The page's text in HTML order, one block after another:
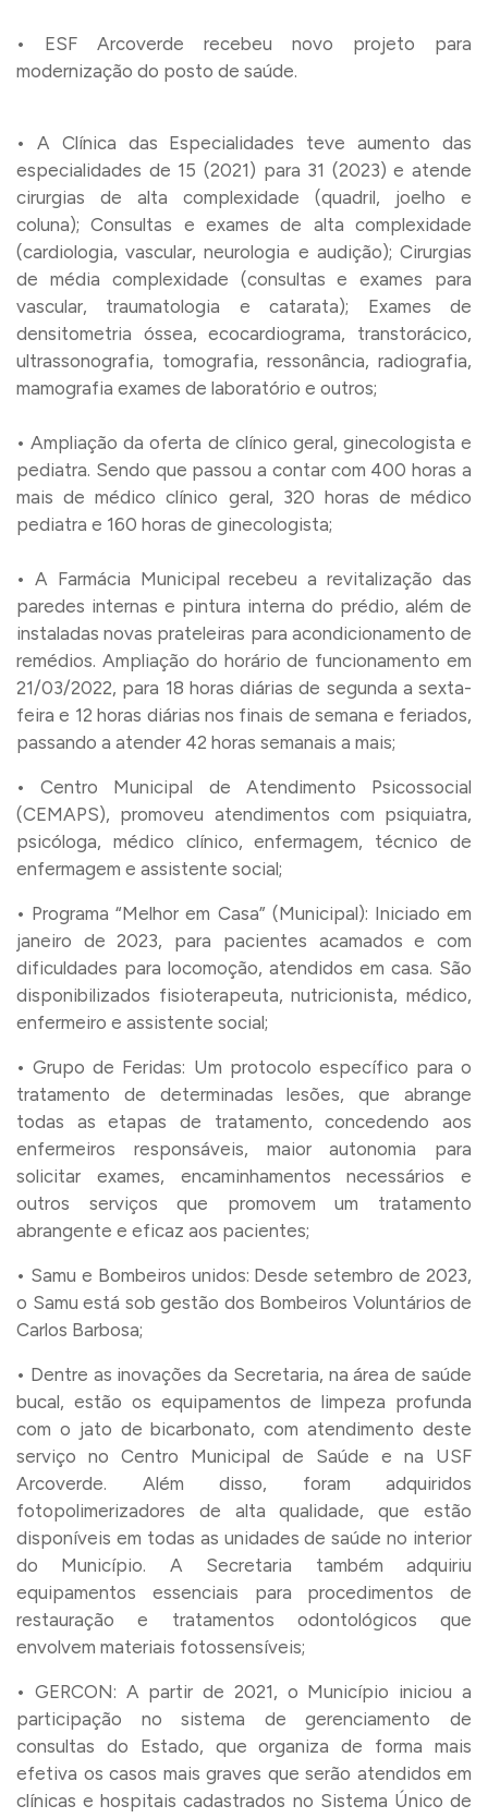
• ESF Arcoverde recebeu novo projeto para
modernização do posto de saúde.
• A Clínica das Especialidades teve aumento das
especialidades de 15 (2021) para 31 (2023) e atende
cirurgias de alta complexidade (quadril, joelho e
coluna); Consultas e exames de alta complexidade
(cardiologia, vascular, neurologia e audição); Cirurgias
de média complexidade (consultas e exames para
vascular, traumatologia e catarata); Exames de
densitometria óssea, ecocardiograma, transtorácico,
ultrassonografia, tomografia, ressonância, radiografia,
mamografia exames de laboratório e outros;
• Ampliação da oferta de clínico geral, ginecologista e
pediatra. Sendo que passou a contar com 400 horas a
mais de médico clínico geral, 320 horas de médico
pediatra e 160 horas de ginecologista;
• A Farmácia Municipal recebeu a revitalização das
paredes internas e pintura interna do prédio, além de
instaladas novas prateleiras para acondicionamento de
remédios. Ampliação do horário de funcionamento em
21/03/2022, para 18 horas diárias de segunda a sexta-
feira e 12 horas diárias nos finais de semana e feriados,
passando a atender 42 horas semanais a mais;
• Centro Municipal de Atendimento Psicossocial
(CEMAPS), promoveu atendimentos com psiquiatra,
psicóloga, médico clínico, enfermagem, técnico de
enfermagem e assistente social;
• Programa “Melhor em Casa” (Municipal): Iniciado em
janeiro de 2023, para pacientes acamados e com
dificuldades para locomoção, atendidos em casa. São
disponibilizados fisioterapeuta, nutricionista, médico,
enfermeiro e assistente social;
• Grupo de Feridas: Um protocolo específico para o
tratamento de determinadas lesões, que abrange
todas as etapas de tratamento, concedendo aos
enfermeiros responsáveis, maior autonomia para
solicitar exames, encaminhamentos necessários e
outros serviços que promovem um tratamento
abrangente e eficaz aos pacientes;
• Samu e Bombeiros unidos: Desde setembro de 2023,
o Samu está sob gestão dos Bombeiros Voluntários de
Carlos Barbosa;
• Dentre as inovações da Secretaria, na área de saúde
bucal, estão os equipamentos de limpeza profunda
com o jato de bicarbonato, com atendimento deste
serviço no Centro Municipal de Saúde e na USF
Arcoverde. Além disso, foram adquiridos
fotopolimerizadores de alta qualidade, que estão
disponíveis em todas as unidades de saúde no interior
do Município. A Secretaria também adquiriu
equipamentos essenciais para procedimentos de
restauração e tratamentos odontológicos que
envolvem materiais fotossensíveis;
• GERCON: A partir de 2021, o Município iniciou a
participação no sistema de gerenciamento de
consultas do Estado, que organiza de forma mais
efetiva os casos mais graves que serão atendidos em
clínicas e hospitais cadastrados no Sistema Único de